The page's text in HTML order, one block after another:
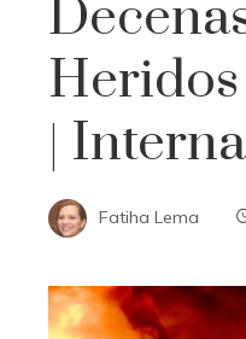
|
Fatiha Lema